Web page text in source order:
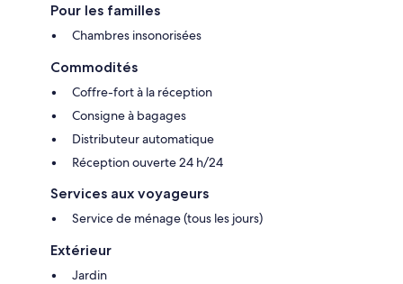
Pour les familles
Chambres insonorisées
Commodités
Coffre-fort à la réception
Consigne à bagages
Distributeur automatique
Réception ouverte 24 h/24
Services aux voyageurs
Service de ménage (tous les jours)
Extérieur
Jardin